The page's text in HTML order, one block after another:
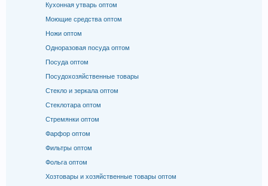
Кухонная утварь оптом
Моющие средства оптом
Ножи оптом
Одноразовая посуда оптом
Посуда оптом
Посудохозяйственные товары
Стекло и зеркала оптом
Стеклотара оптом
Стремянки оптом
Фарфор оптом
Фильтры оптом
Фольга оптом
Хозтовары и хозяйственные товары оптом